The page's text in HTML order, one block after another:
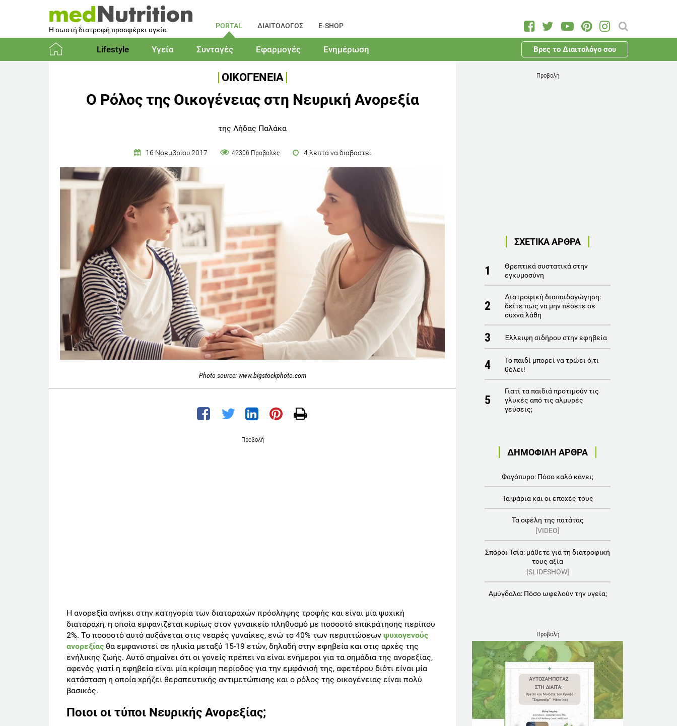
Η σωστή διατροφή προσφέρει υγεία PORTAL ΔΙΑΙΤΟΛΟΓΟΣ E-SHOP
Lifestyle Υγεία Συνταγές Εφαρμογές Ενημέρωση Βρες το Διαιτολόγο σου
ΟΙΚΟΓΕΝΕΙΑ
Ο Ρόλος της Οικογένειας στη Νευρική Ανορεξία
της Λήδας Παλάκα
16 Νοεμβρίου 2017 42306 Προβολές 4 λεπτά να διαβαστεί
Photo source: www.bigstockphoto.com
Προβολή
Η ανορεξία ανήκει στην κατηγορία των διαταραχών πρόσληψης τροφής και είναι μία ψυχική
διαταραχή, η οποία εμφανίζεται κυρίως στον γυναικείο πληθυσμό με ποσοστό επικράτησης περίπου
2%. Το ποσοστό αυτό αυξάνεται στις νεαρές γυναίκες, ενώ το 40% των περιπτώσεων ψυχογενούς
ανορεξίας θα εμφανιστεί σε ηλικία μεταξύ 15-19 ετών, δηλαδή στην εφηβεία και στις αρχές της
ενήλικης ζωής. Αυτό σημαίνει ότι οι γονείς πρέπει να είναι ενήμεροι για τα σημάδια της ανορεξίας,
αφενός γιατί η εφηβεία είναι μία κρίσιμη περίοδος για την εμφάνισή της, αφετέρου διότι είναι μία
κατάσταση η οποία χρήζει θεραπευτικής αντιμετώπισης και ο ρόλος της οικογένειας είναι πολύ
βασικός.
Ποιοι οι τύποι Νευρικής Ανορεξίας;
Προβολή
ΣΧΕΤΙΚΑ ΑΡΘΡΑ
1
Θρεπτικά συστατικά στην
εγκυμοσύνη
2
Διατροφική διαπαιδαγώγηση:
δείτε πως να μην πέσετε σε
συχνά λάθη
3 Έλλειψη σιδήρου στην εφηβεία
4
Το παιδί μπορεί να τρώει ό,τι
θέλει!
5
Γιατί τα παιδιά προτιμούν τις
γλυκές από τις αλμυρές
γεύσεις;
ΔΗΜΟΦΙΛΗ ΑΡΘΡΑ
Φαγόπυρο: Πόσο καλό κάνει;
Τα ψάρια και οι εποχές τους
Τα οφέλη της πατάτας
[VIDEO]
Σπόροι Τσία: μάθετε για τη διατροφική
τους αξία
[SLIDESHOW]
Αμύγδαλα: Πόσο ωφελούν την υγεία;
Προβολή